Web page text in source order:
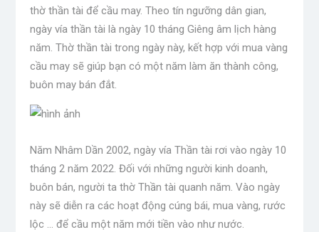
thờ thần tài để cầu may. Theo tín ngưỡng dân gian,
ngày vía thần tài là ngày 10 tháng Giêng âm lịch hàng
năm. Thờ thần tài trong ngày này, kết hợp với mua vàng
cầu may sẽ giúp bạn có một năm làm ăn thành công,
buôn may bán đắt.
Năm Nhâm Dần 2002, ngày vía Thần tài rơi vào ngày 10
tháng 2 năm 2022. Đối với những người kinh doanh,
buôn bán, người ta thờ Thần tài quanh năm. Vào ngày
này sẽ diễn ra các hoạt động cúng bái, mua vàng, rước
lộc … để cầu một năm mới tiền vào như nước.